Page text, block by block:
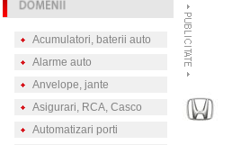
Acumulatori, baterii auto
Alarme auto
Anvelope, jante
Asigurari, RCA, Casco
Automatizari porti